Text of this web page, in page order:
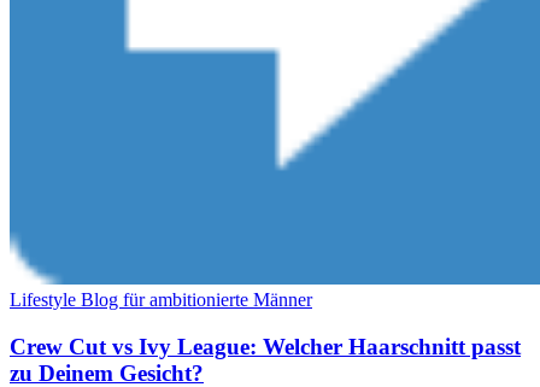
Lifestyle Blog für ambitionierte Männer
Crew Cut vs Ivy League: Welcher Haarschnitt passt
zu Deinem Gesicht?